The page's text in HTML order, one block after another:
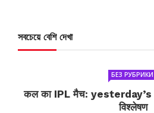
সবচেয়ে বেশি দেখা
БЕЗ РУБРИКИ
कल का IPL मैच: yesterday’s
विश्लेषण